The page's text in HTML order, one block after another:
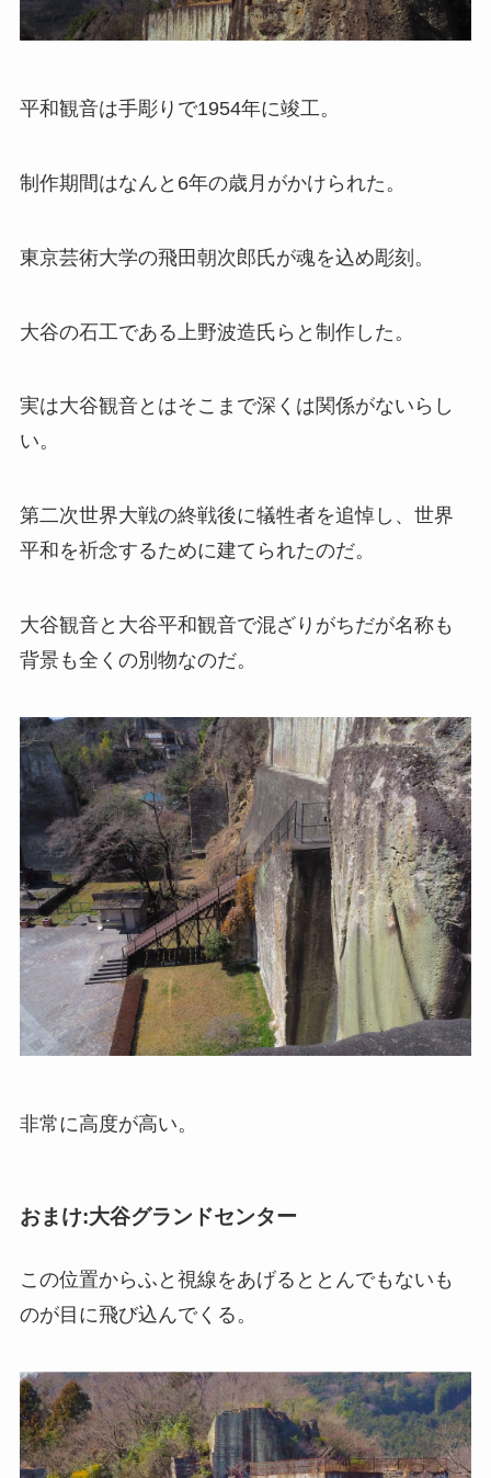
平和観音は手彫りで1954年に竣工。
制作期間はなんと6年の歳月がかけられた。
東京芸術大学の飛田朝次郎氏が魂を込め彫刻。
大谷の石工である上野波造氏らと制作した。
実は大谷観音とはそこまで深くは関係がないらし
い。
第二次世界大戦の終戦後に犠牲者を追悼し、世界
平和を祈念するために建てられたのだ。
大谷観音と大谷平和観音で混ざりがちだが名称も
背景も全くの別物なのだ。
非常に高度が高い。
おまけ:大谷グランドセンター
この位置からふと視線をあげるととんでもないも
のが目に飛び込んでくる。